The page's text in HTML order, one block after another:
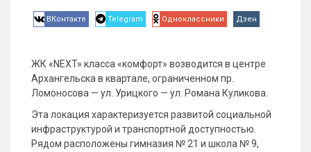
ВКонтакте Telegram Одноклассники Дзен
ЖК «NEXT» класса «комфорт» возводится в центре
Архангельска в квартале, ограниченном пр.
Ломоносова — ул. Урицкого — ул. Романа Куликова.
Эта локация характеризуется развитой социальной
инфраструктурой и транспортной доступностью.
Рядом расположены гимназия № 21 и школа № 9,